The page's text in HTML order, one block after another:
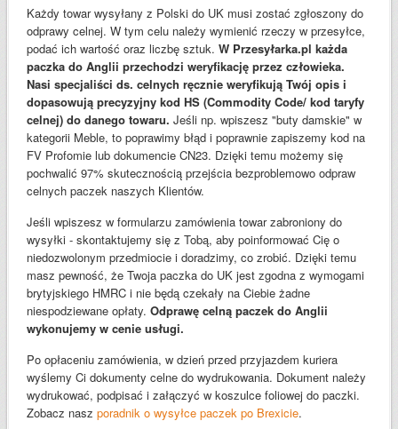
Każdy towar wysyłany z Polski do UK musi zostać zgłoszony do
odprawy celnej. W tym celu należy wymienić rzeczy w przesyłce,
podać ich wartość oraz liczbę sztuk. W Przesyłarka.pl każda
paczka do Anglii przechodzi weryfikację przez człowieka.
Nasi specjaliści ds. celnych ręcznie weryfikują Twój opis i
dopasowują precyzyjny kod HS (Commodity Code/ kod taryfy
celnej) do danego towaru. Jeśli np. wpiszesz "buty damskie" w
kategorii Meble, to poprawimy błąd i poprawnie zapiszemy kod na
FV Profomie lub dokumencie CN23. Dzięki temu możemy się
pochwalić 97% skutecznością przejścia bezproblemowo odpraw
celnych paczek naszych Klientów.
Jeśli wpiszesz w formularzu zamówienia towar zabroniony do
wysyłki - skontaktujemy się z Tobą, aby poinformować Cię o
niedozwolonym przedmiocie i doradzimy, co zrobić. Dzięki temu
masz pewność, że Twoja paczka do UK jest zgodna z wymogami
brytyjskiego HMRC i nie będą czekały na Ciebie żadne
niespodziewane opłaty. Odprawę celną paczek do Anglii
wykonujemy w cenie usługi.
Po opłaceniu zamówienia, w dzień przed przyjazdem kuriera
wyślemy Ci dokumenty celne do wydrukowania. Dokument należy
wydrukować, podpisać i załączyć w koszulce foliowej do paczki.
Zobacz nasz poradnik o wysyłce paczek po Brexicie.